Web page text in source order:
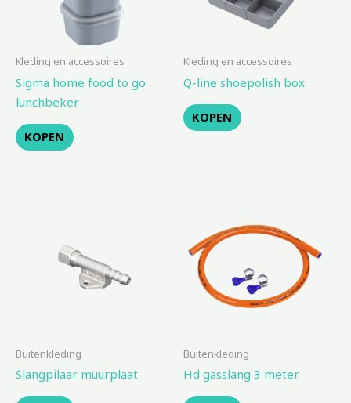
Kleding en accessoires
Sigma home food to go
lunchbeker
KOPEN
Kleding en accessoires
Q-line shoepolish box
KOPEN
Buitenkleding
Slangpilaar muurplaat
Buitenkleding
Hd gasslang 3 meter